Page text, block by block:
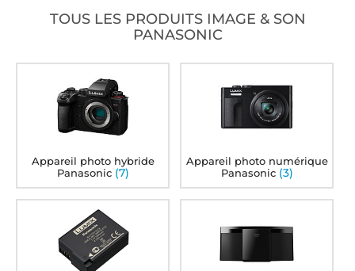
TOUS LES PRODUITS IMAGE & SON
PANASONIC
Appareil photo hybride
Panasonic (7)
Appareil photo numérique
Panasonic (3)